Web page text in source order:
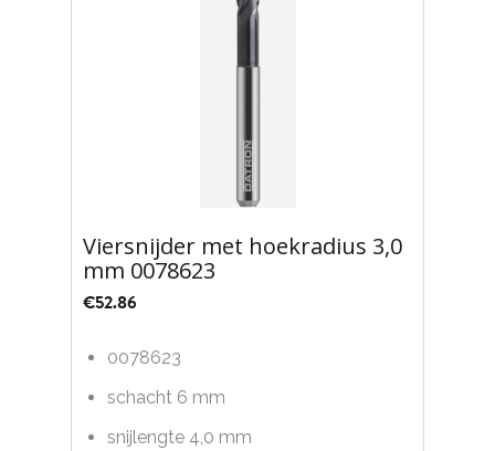
Viersnijder met hoekradius 3,0
mm 0078623
€52.86
0078623
schacht 6 mm
snijlengte 4,0 mm